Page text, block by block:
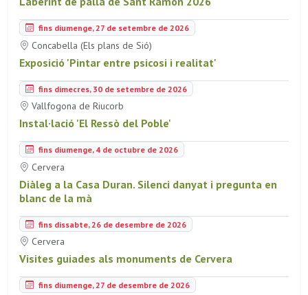
fins diumenge, 27 de setembre de 2026
Concabella (Els plans de Sió)
Exposició 'Pintar entre psicosi i realitat'
fins dimecres, 30 de setembre de 2026
Vallfogona de Riucorb
Instal·lació 'El Ressò del Poble'
fins diumenge, 4 de octubre de 2026
Cervera
Diàleg a la Casa Duran. Silenci danyat i pregunta en
blanc de la mà
fins dissabte, 26 de desembre de 2026
Cervera
Visites guiades als monuments de Cervera
fins diumenge, 27 de desembre de 2026